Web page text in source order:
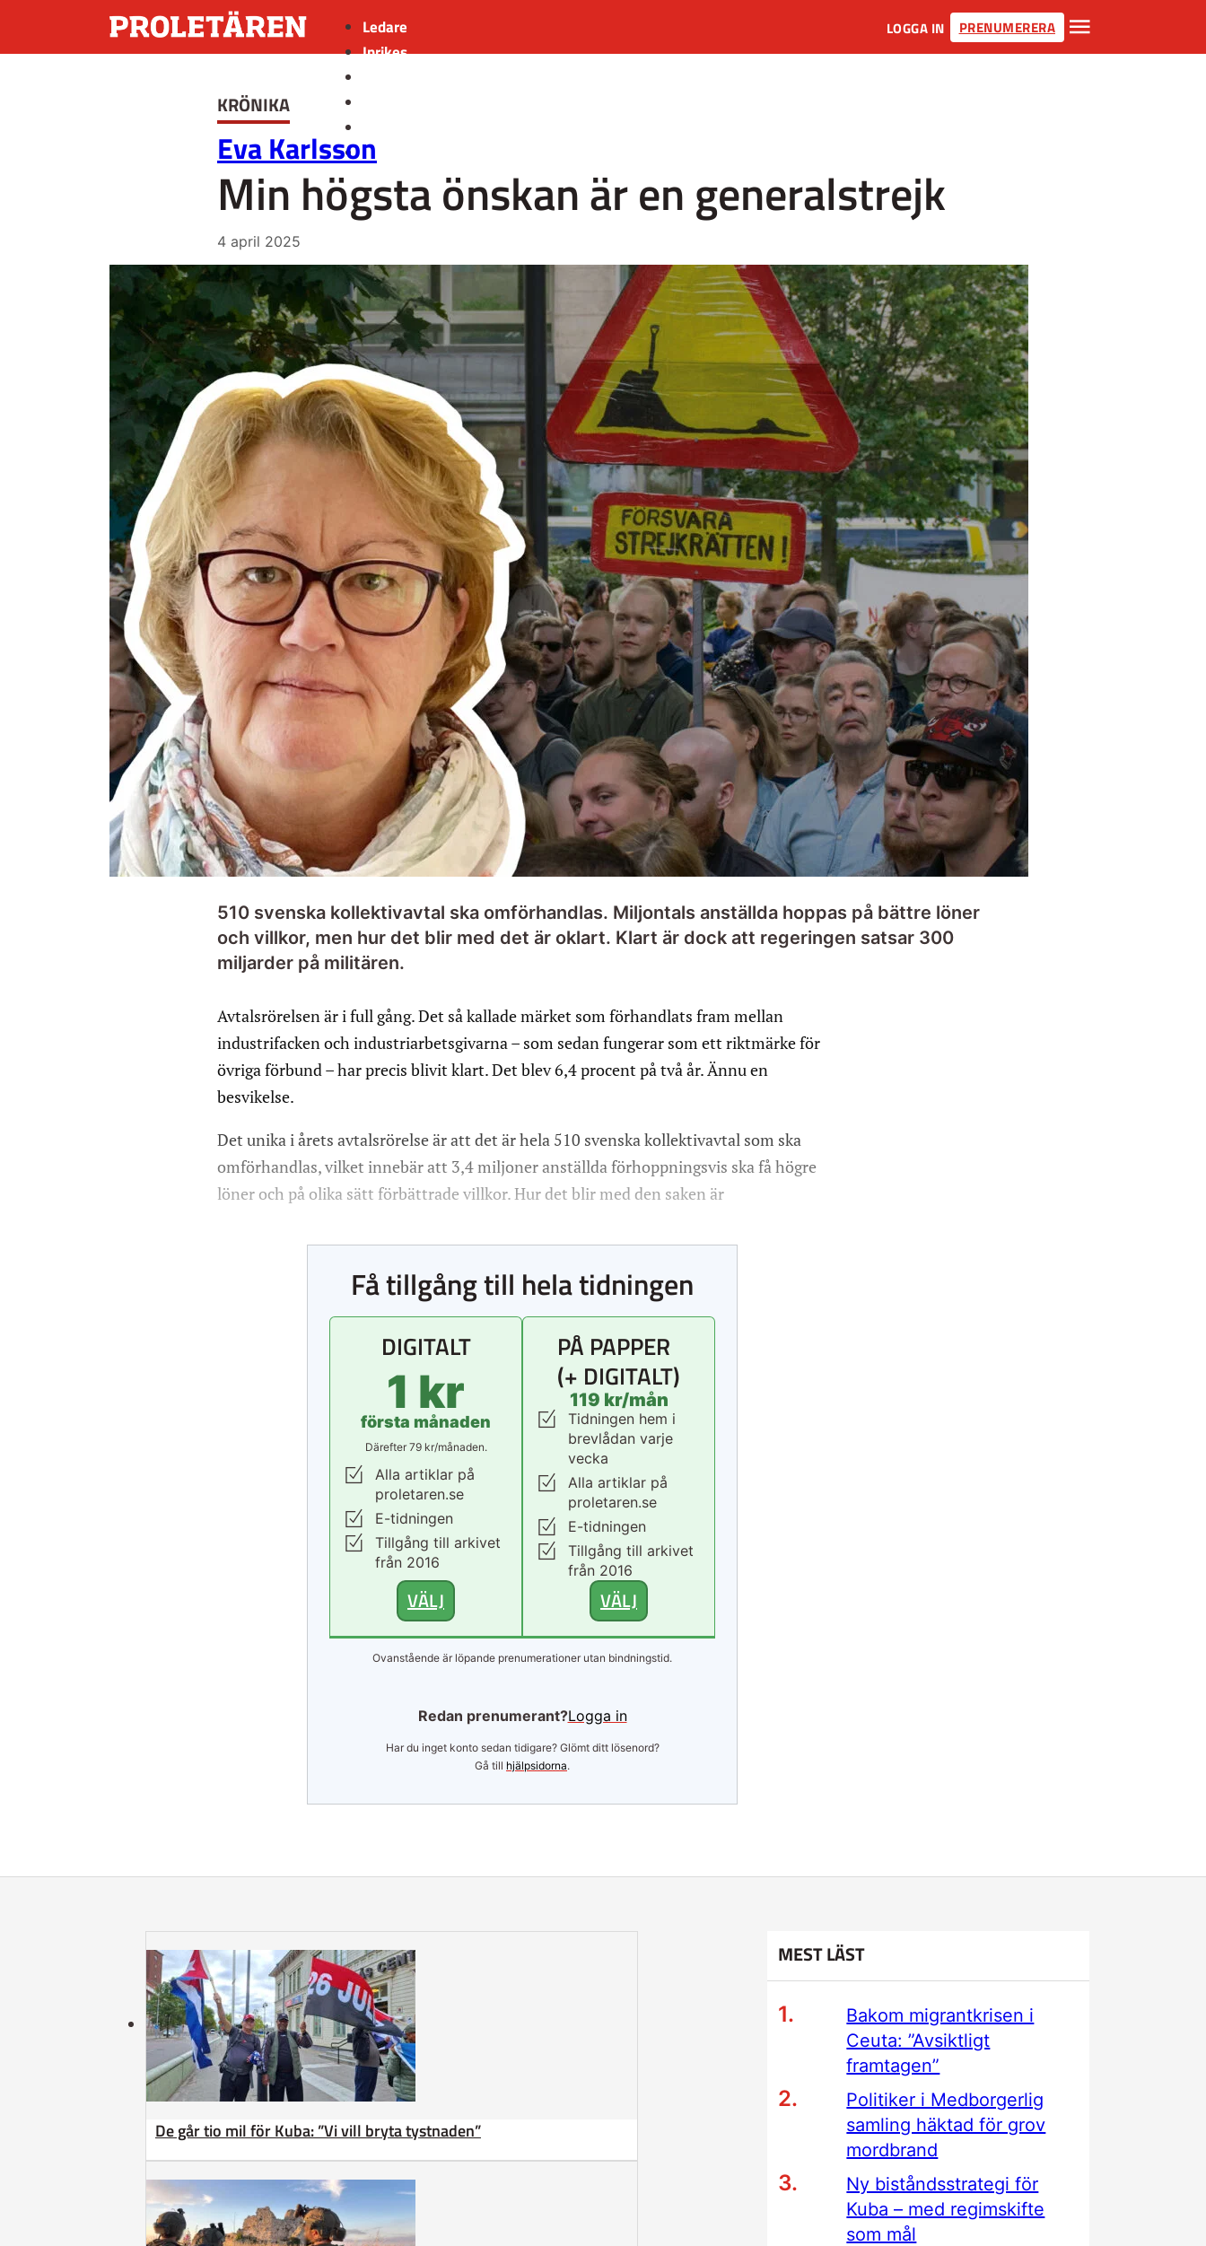
Ledare
Inrikes
Insänt
LOGGA IN PRENUMERERA
KRÖNIKA
Eva Karlsson
Min högsta önskan är en generalstrejk
4 april 2025
510 svenska kollektivavtal ska omförhandlas. Miljontals anställda hoppas på bättre löner
och villkor, men hur det blir med det är oklart. Klart är dock att regeringen satsar 300
miljarder på militären.
Avtalsrörelsen är i full gång. Det så kallade märket som förhandlats fram mellan
industrifacken och industriarbetsgivarna – som sedan fungerar som ett riktmärke för
övriga förbund – har precis blivit klart. Det blev 6,4 procent på två år. Ännu en
besvikelse.
Det unika i årets avtalsrörelse är att det är hela 510 svenska kollektivavtal som ska
omförhandlas, vilket innebär att 3,4 miljoner anställda förhoppningsvis ska få högre
löner och på olika sätt förbättrade villkor. Hur det blir med den saken är
Få tillgång till hela tidningen
DIGITALT
1 kr
första månaden
Därefter 79 kr/månaden.
Alla artiklar på
proletaren.se
E-tidningen
Tillgång till arkivet
från 2016
VÄLJ
PÅ PAPPER
(+ DIGITALT)
119 kr/mån
Tidningen hem i
brevlådan varje
vecka
Alla artiklar på
proletaren.se
E-tidningen
Tillgång till arkivet
från 2016
VÄLJ
Ovanstående är löpande prenumerationer utan bindningstid.
Redan prenumerant?Logga in
Har du inget konto sedan tidigare? Glömt ditt lösenord?
Gå till hjälpsidorna.
De går tio mil för Kuba: ”Vi vill bryta tystnaden”
MEST LÄST
Bakom migrantkrisen i
Ceuta: ”Avsiktligt
framtagen”
Politiker i Medborgerlig
samling häktad för grov
mordbrand
Ny biståndsstrategi för
Kuba – med regimskifte
som mål